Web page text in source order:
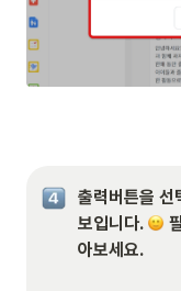
출력버튼을 선
보입니다.
아보세요.